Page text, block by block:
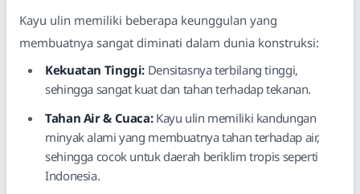
Kayu ulin memiliki beberapa keunggulan yang
membuatnya sangat diminati dalam dunia konstruksi:
Kekuatan Tinggi: Densitasnya terbilang tinggi,
sehingga sangat kuat dan tahan terhadap tekanan.
Tahan Air & Cuaca:Kayu ulin memiliki kandungan
minyak alami yang membuatnya tahan terhadap air,
sehingga cocok untuk daerah beriklim tropis seperti
Indonesia.